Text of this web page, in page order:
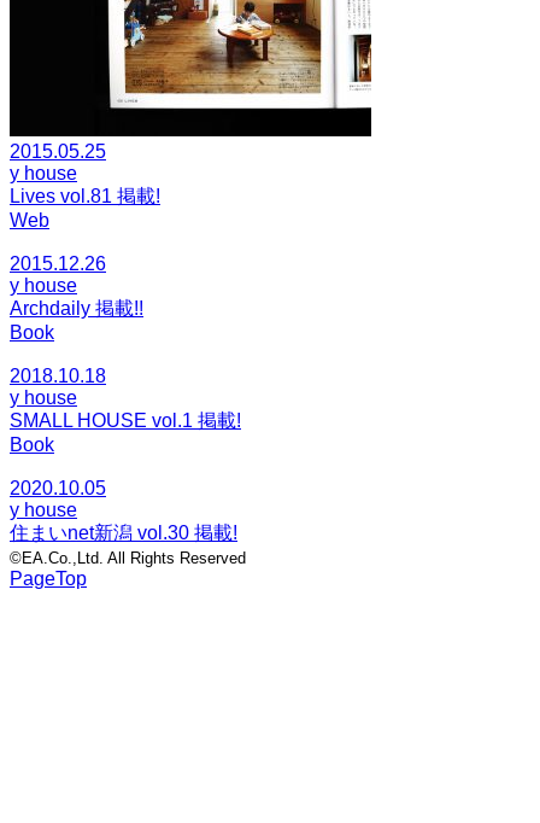
2015.05.25
y house
Lives vol.81 掲載!
Web
2015.12.26
y house
Archdaily 掲載!!
Book
2018.10.18
y house
SMALL HOUSE vol.1 掲載!
Book
2020.10.05
y house
住まいnet新潟 vol.30 掲載!
©EA.Co.,Ltd. All Rights Reserved
PageTop